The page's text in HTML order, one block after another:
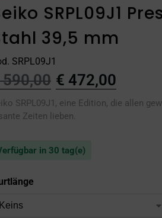
SRPL09J1
39,5 mm
SRPL09J1
€ 472,00
SRPL09J1, eine Edition, die allen
Zeiten lieben.
in 30 tag(e)